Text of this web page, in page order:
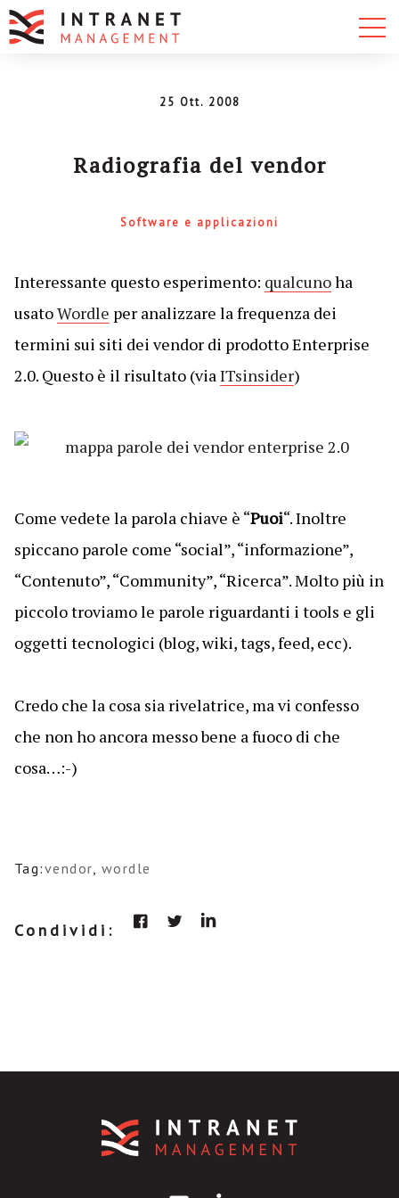
25 Ott. 2008
Radiografia del vendor
Software e applicazioni
Interessante questo esperimento: qualcunoha
usatoWordle per analizzare la frequenza dei
termini sui siti dei vendor di prodotto Enterprise
2.0. Questo è il risultato (viaITsinsider)
Come vedete la parola chiave è “Puoi“. Inoltre
spiccano parole come “social”, “informazione”,
“Contenuto”, “Community”, “Ricerca”. Molto più in
piccolo troviamo le parole riguardanti i tools e gli
oggetti tecnologici (blog, wiki, tags, feed, ecc).
Credo che la cosa sia rivelatrice, ma vi confesso
che non ho ancora messo bene a fuoco di che
cosa…:-)
Tag:vendor, wordle
Condividi: